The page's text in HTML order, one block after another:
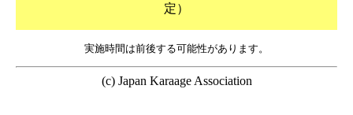
定）
実施時間は前後する可能性があります。
(c) Japan Karaage Association